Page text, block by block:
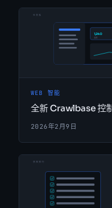
WEB 智能
全新 Crawlbase 控
2026年2月9日